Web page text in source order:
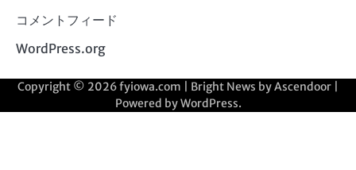
コメントフィード
WordPress.org
Copyright © 2026fyiowa.com | Bright News byAscendoor
Powered byWordPress.